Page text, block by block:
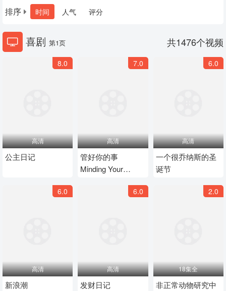
排序 时间 人气 评分
喜剧 第1页 共1476个视频
8.0
高清
公主日记
7.0
高清
管好你的事
Minding Your
6.0
高清
一个很乔纳斯的圣
诞节
6.0
高清
新浪潮
6.0
高清
发财日记
2.0
18集全
非正常动物研究中